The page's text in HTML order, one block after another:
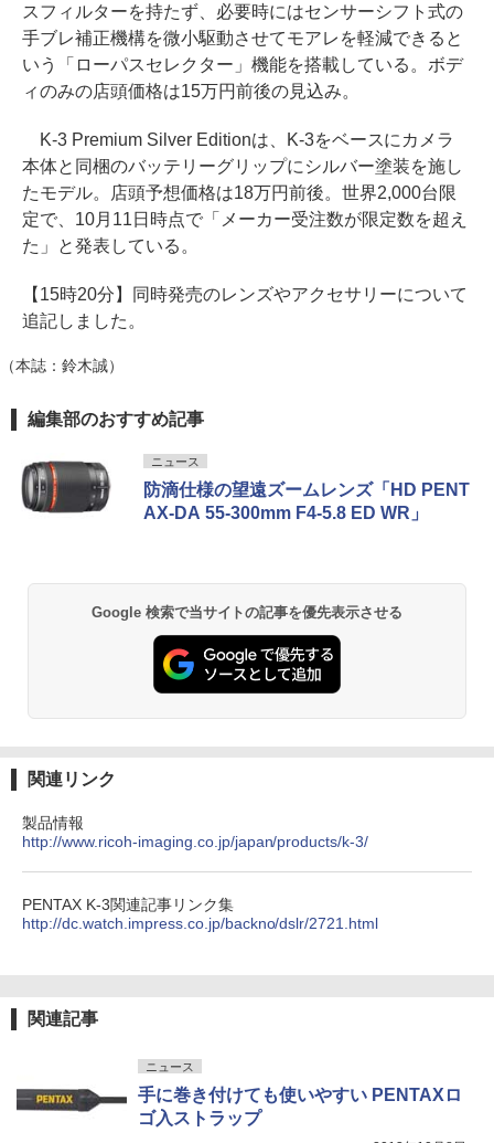
スフィルターを持たず、必要時にはセンサーシフト式の
手ブレ補正機構を微小駆動させてモアレを軽減できると
いう「ローパスセレクター」機能を搭載している。ボデ
ィのみの店頭価格は15万円前後の見込み。
K-3 Premium Silver Editionは、K-3をベースにカメラ
本体と同梱のバッテリーグリップにシルバー塗装を施し
たモデル。店頭予想価格は18万円前後。世界2,000台限
定で、10月11日時点で「メーカー受注数が限定数を超え
た」と発表している。
【15時20分】同時発売のレンズやアクセサリーについて
追記しました。
（本誌：鈴木誠）
編集部のおすすめ記事
ニュース
防滴仕様の望遠ズームレンズ「HD PENT
AX-DA 55-300mm F4-5.8 ED WR」
Google 検索で当サイトの記事を優先表示させる
関連リンク
製品情報
http://www.ricoh-imaging.co.jp/japan/products/k-3/
PENTAX K-3関連記事リンク集
http://dc.watch.impress.co.jp/backno/dslr/2721.html
関連記事
ニュース
手に巻き付けても使いやすい PENTAXロ
ゴ入ストラップ